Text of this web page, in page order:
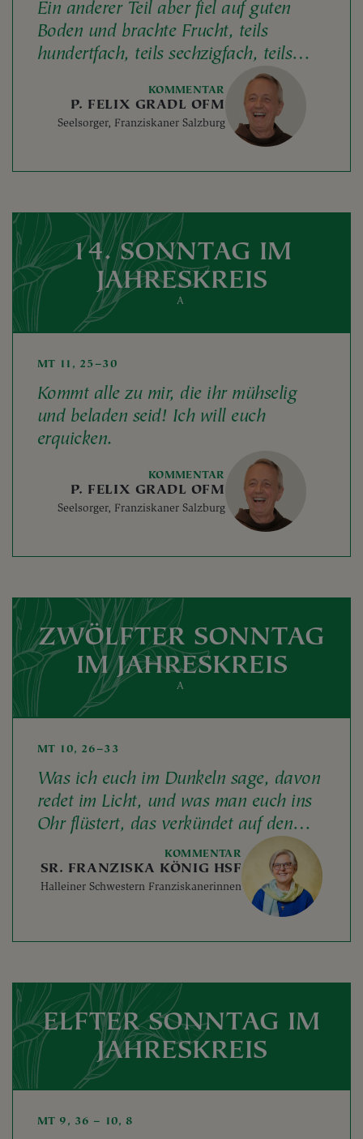
Ein anderer Teil aber fiel auf guten
Boden und brachte Frucht, teils
hundertfach, teils sechzigfach, teils
KOMMENTAR
P. FELIX GRADL OFM
Seelsorger, Franziskaner Salzburg
14. SONNTAG IM
JAHRESKREIS
A
MT 11, 25–30
Kommt alle zu mir, die ihr mühselig
und beladen seid! Ich will euch
erquicken.
KOMMENTAR
P. FELIX GRADL OFM
Seelsorger, Franziskaner Salzburg
ZWÖLFTER SONNTAG
IM JAHRESKREIS
A
MT 10, 26–33
Was ich euch im Dunkeln sage, davon
redet im Licht, und was man euch ins
Ohr flüstert, das verkündet auf den
KOMMENTAR
SR. FRANZISKA KÖNIG HSF
Halleiner Schwestern Franziskanerinnen
ELFTER SONNTAG IM
JAHRESKREIS
MT 9, 36 – 10, 8